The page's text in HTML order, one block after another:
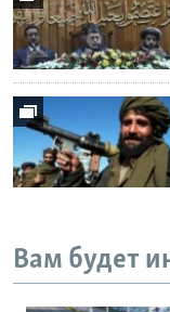
Вам будет